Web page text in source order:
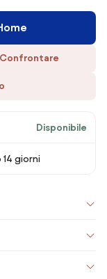
Confrontare
Disponibile
giorni